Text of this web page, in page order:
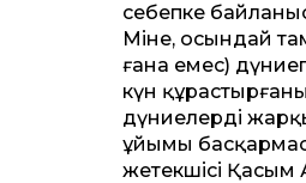
себепке
Міне, осындай
ғана емес)
күн
дүниелерді
ұйымы
жетекшісі Қасым